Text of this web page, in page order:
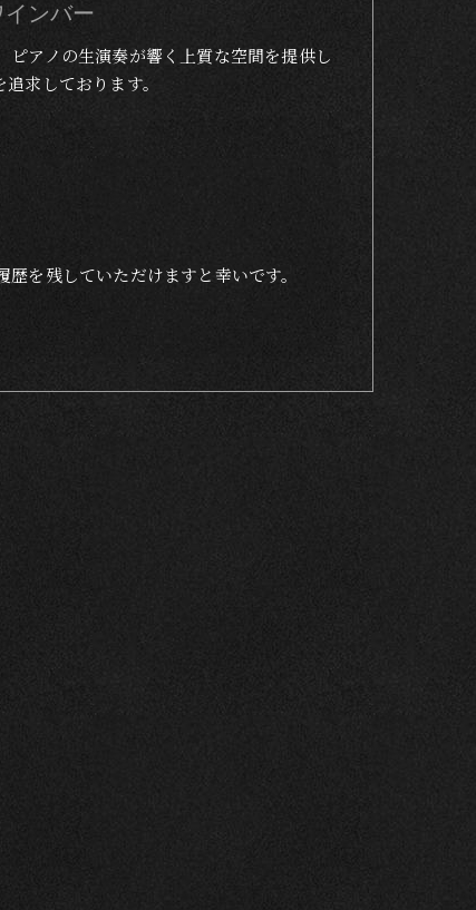
インバー
アノの生演奏が響く上質な空間を提供し
求しております。
を残していただけますと幸いです。